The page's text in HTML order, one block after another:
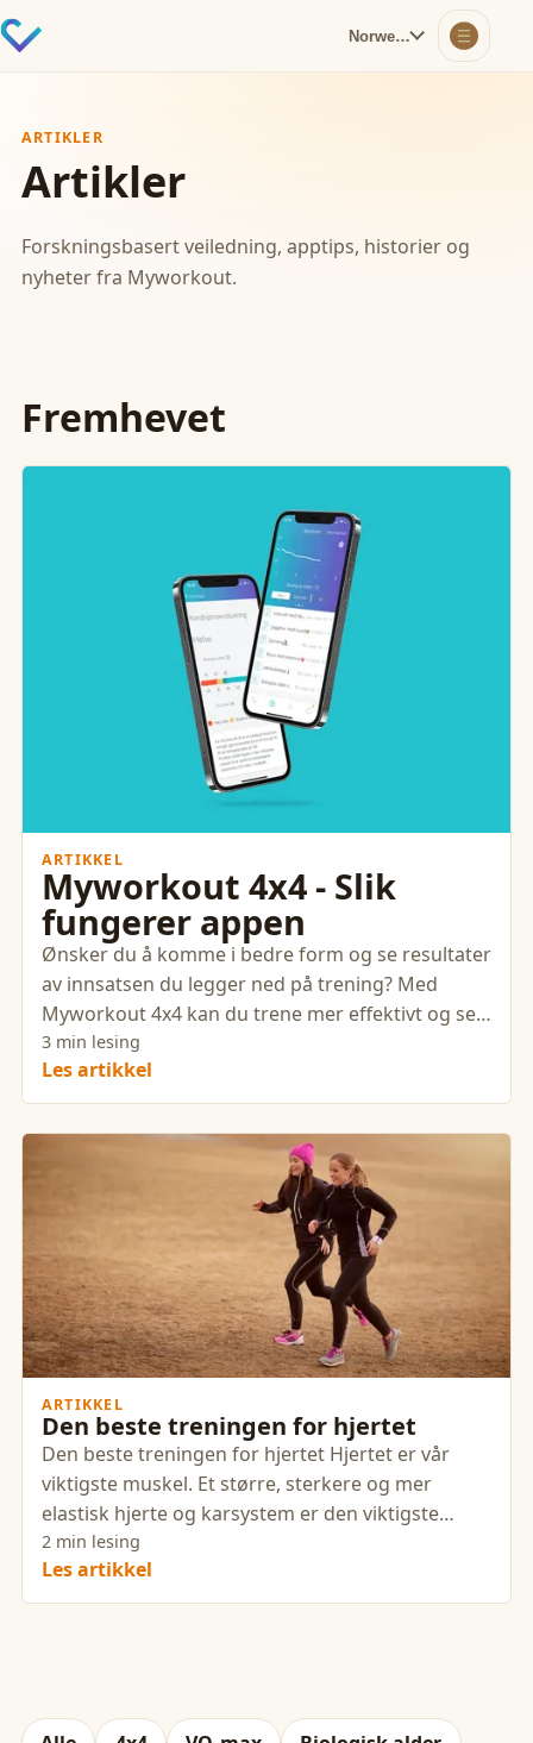
Norwegian
ARTIKLER
Artikler
Forskningsbasert veiledning, apptips, historier og
nyheter fra Myworkout.
Fremhevet
ARTIKKEL
Myworkout 4x4 - Slik
fungerer appen
Ønsker du å komme i bedre form og se resultater
av innsatsen du legger ned på trening? Med
Myworkout 4x4 kan du trene mer effektivt og se
fremgangen av treningen din.
3 min lesing
Les artikkel
ARTIKKEL
Den beste treningen for hjertet
Den beste treningen for hjertet Hjertet er vår
viktigste muskel. Et større, sterkere og mer
elastisk hjerte og karsystem er den viktigste
enkeltstående faktoren
2 min lesing
Les artikkel